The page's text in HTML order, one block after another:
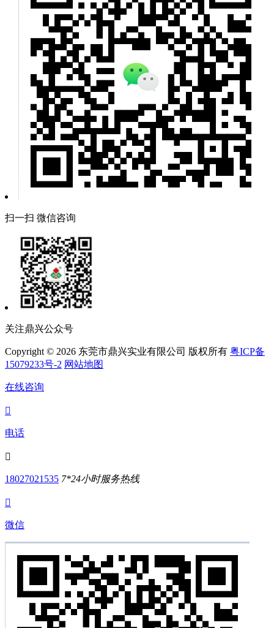
扫一扫 微信咨询
关注鼎兴公众号
Copyright © 2026 东莞市鼎兴实业有限公司 版权所有 粤ICP备
15079233号-2 网站地图
在线咨询

电话

18027021535 7*24小时服务热线

微信